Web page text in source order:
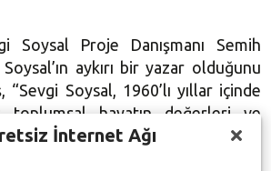
Soysal Proje Danışmanı Semih
aykırı bir yazar olduğunu
Soysal, 1960’lı yıllar içinde
toplumsal hayatın değerleri ve
edebiyatının değerlerinin
Yazdıkları ve düşünce biçimiyle o
İnternet Ağı